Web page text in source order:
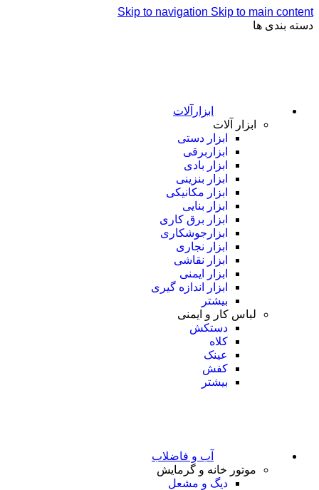
Skip to navigation Skip to main content
دسته بندی ها
ابزارآلات
ابزار آلات
ابزار دستی
ابزاربرقی
ابزار بادی
ابزار بنزینی
ابزار مکانیکی
ابزار بنایی
ابزار برق کاری
ابزارجوشکاری
ابزار نجاری
ابزار نقاشی
ابزار ایمنی
ابزار اندازه گیری
بیشتر
لباس کار و ایمنی
دستکش
کلاه
عینک
کفش
بیشتر
آب و فاضلاب
موتور خانه و گرمایش
دیگ و مشعل